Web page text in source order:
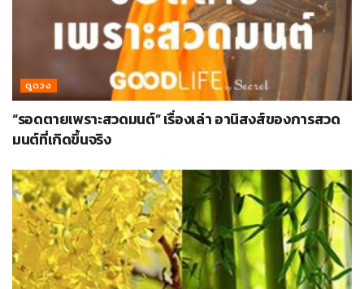
ดูดวง
“รอดตายเพราะสวดมนต์” เรื่องเล่า อานิสงส์ของการสวด
มนต์ที่เกิดขึ้นจริง